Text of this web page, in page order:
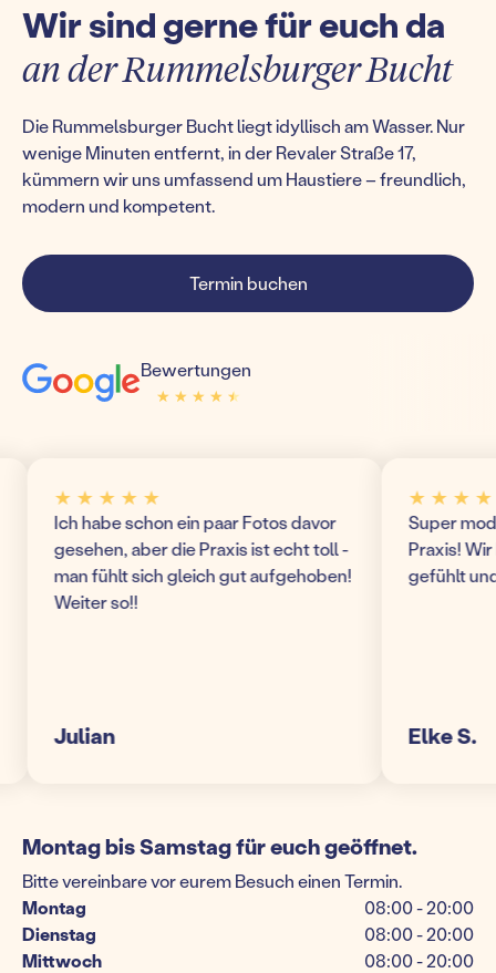
Wir sind gerne für euch da
an der Rummelsburger Bucht
Die Rummelsburger Bucht liegt idyllisch am Wasser. Nur
wenige Minuten entfernt, in der Revaler Straße 17,
kümmern wir uns umfassend um Haustiere – freundlich,
modern und kompetent.
Termin buchen
Bewertungen
★ ★ ★ ★ ★
★ ★ ★ ★ ★
★ ★ ★ ★
habe schon ein paar Fotos davor
aber die Praxis ist echt toll -
fühlt sich gleich gut aufgehoben!
so!!
★ ★ ★ ★ ★
Super modern
Praxis! Wir
gefühlt und
Elke S.
Montag bis Samstag für euch geöffnet.
Bitte vereinbare vor eurem Besuch einen Termin.
Montag
08:00 - 20:00
Dienstag
08:00 - 20:00
Mittwoch
08:00 - 20:00